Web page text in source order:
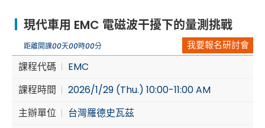
Aerospace | Defense | Security
Broadcast and Media
Cybersecurity
現代車用 EMC 電磁波干擾下的量測挑戰
距離開課00天00時00分 我要報名研討會
課程代碼
EMC
課程時間
2026/1/29 (Thu.) 10:00-11:00 AM
主辦單位
台灣羅德史瓦茲